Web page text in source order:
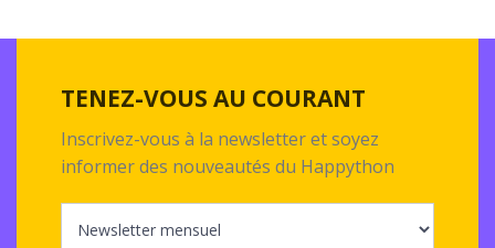
TENEZ-VOUS AU COURANT
Inscrivez-vous à la newsletter et soyez
informer des nouveautés du Happython